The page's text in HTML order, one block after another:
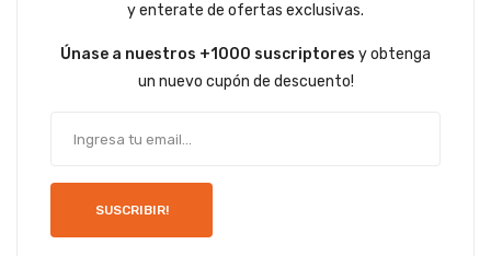
y enterate de ofertas exclusivas.
Únase a nuestros +1000 suscriptores y obtenga
un nuevo cupón de descuento!
SUSCRIBIR!